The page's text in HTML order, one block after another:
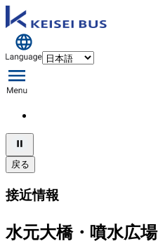
戻る
接近情報
水元大橋・噴水広場